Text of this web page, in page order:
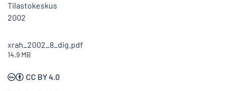
Tilastokeskus
2002
xrah_2002_8_dig.pdf
14.9 MB
CC BY 4.0